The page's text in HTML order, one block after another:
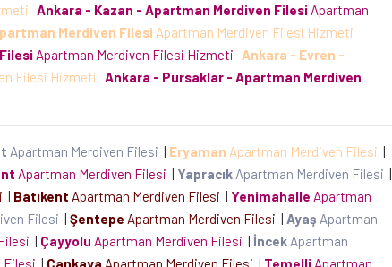
Ankara - Kazan - Apartman Merdiven Filesi Apartman
Merdiven Filesi Apartman Merdiven Filesi Hizmeti
Apartman Merdiven Filesi Hizmeti
Ankara - Evren -
Filesi Hizmeti Ankara - Pursaklar - Apartman Merdiven
Apartman Merdiven Filesi | Eryaman Apartman Merdiven Filesi |
Apartman Merdiven Filesi | Yapracık Apartman Merdiven Filesi |
| Batıkent Apartman Merdiven Filesi | Yenimahalle Apartman
Filesi | Şentepe Apartman Merdiven Filesi | Ayaş Apartman
| Çayyolu Apartman Merdiven Filesi | İncek Apartman
Filesi | Çankaya Apartman Merdiven Filesi | Temelli Apartman